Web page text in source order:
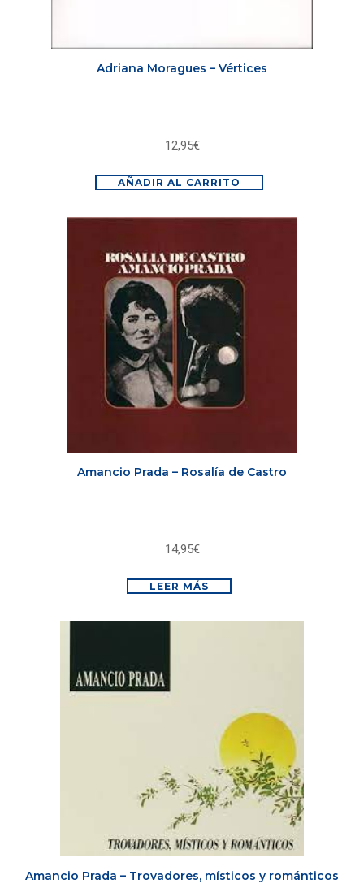
Adriana Moragues – Vértices
12,95€
AÑADIR AL CARRITO
Amancio Prada – Rosalía de Castro
14,95€
LEER MÁS
Amancio Prada – Trovadores, místicos y románticos